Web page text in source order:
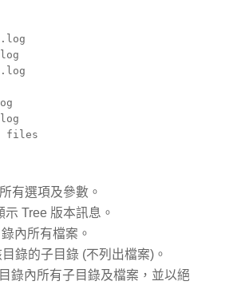
files
有選項及參數。
示 Tree 版本訊息。
內所有檔案。
目錄的子目錄 (不列出檔案)。
錄內所有子目錄及檔案，並以絕